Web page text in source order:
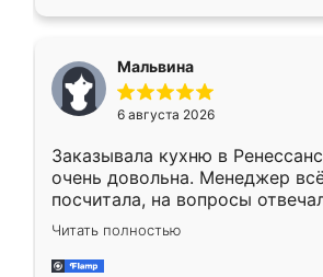
меньше, здесь же он более
Мне нравится ,если что-то
мебели буду заказывать
Мальвина
6 августа 2026
Заказывала кухню в
очень довольна. Менеджер
посчитала, на вопросы
Замерщик приехал в субботу,
делу со всей
за день, ребята работали
Читать полностью